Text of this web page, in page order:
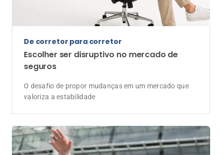
De corretor para corretor
Escolher ser disruptivo no mercado de
seguros
O desafio de propor mudanças em um mercado que
valoriza a estabilidade